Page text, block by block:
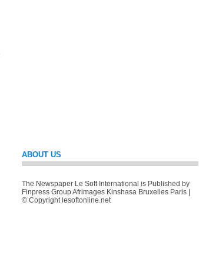
ABOUT US
The Newspaper Le Soft International is Published by
Finpress Group Afrimages Kinshasa Bruxelles Paris |
© Copyright lesoftonline.net